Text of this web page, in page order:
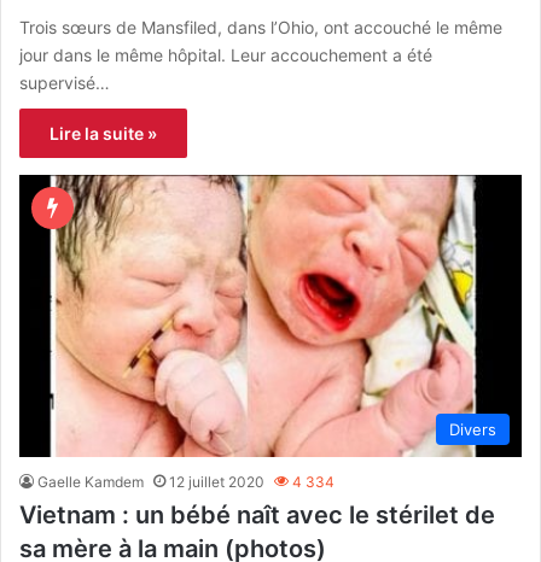
Trois sœurs de Mansfiled, dans l’Ohio, ont accouché le même
jour dans le même hôpital. Leur accouchement a été
supervisé…
Lire la suite »
Divers
Gaelle Kamdem 12 juillet 2020 4 334
Vietnam : un bébé naît avec le stérilet de
sa mère à la main (photos)